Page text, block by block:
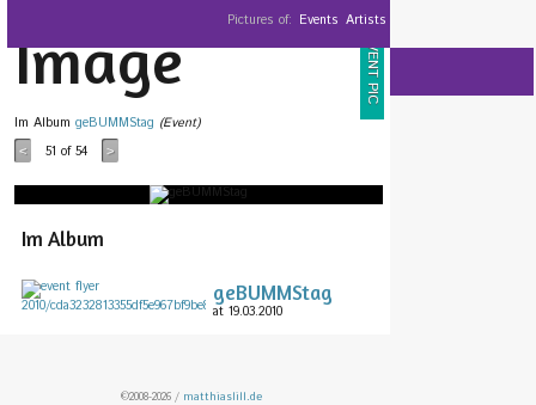
Pictures of: Events Artists
EVENT PIC
Image
Im Album geBUMMStag (Event)
< 51 of 54 >
Im Album
geBUMMStag
at 19.03.2010
©2008-2026 / matthiaslill.de